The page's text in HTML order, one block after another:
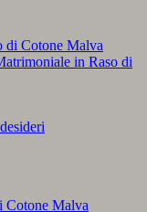
Cotone Malva